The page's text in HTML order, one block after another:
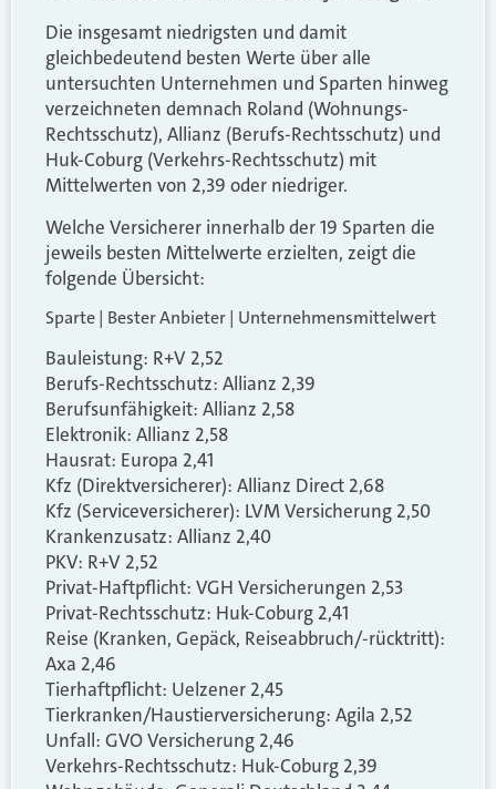
Die insgesamt niedrigsten und damit
gleichbedeutend besten Werte über alle
untersuchten Unternehmen und Sparten hinweg
verzeichneten demnach Roland (Wohnungs-
Rechtsschutz), Allianz (Berufs-Rechtsschutz) und
Huk-Coburg (Verkehrs-Rechtsschutz) mit
Mittelwerten von 2,39 oder niedriger.
Welche Versicherer innerhalb der 19 Sparten die
jeweils besten Mittelwerte erzielten, zeigt die
folgende Übersicht:
Sparte | Bester Anbieter | Unternehmensmittelwert
Bauleistung: R+V 2,52
Berufs-Rechtsschutz: Allianz 2,39
Berufsunfähigkeit: Allianz 2,58
Elektronik: Allianz 2,58
Hausrat: Europa 2,41
Kfz (Direktversicherer): Allianz Direct 2,68
Kfz (Serviceversicherer): LVM Versicherung 2,50
Krankenzusatz: Allianz 2,40
PKV: R+V 2,52
Privat-Haftpflicht: VGH Versicherungen 2,53
Privat-Rechtsschutz: Huk-Coburg 2,41
Reise (Kranken, Gepäck, Reiseabbruch/-rücktritt):
Axa 2,46
Tierhaftpflicht: Uelzener 2,45
Tierkranken/Haustierversicherung: Agila 2,52
Unfall: GVO Versicherung 2,46
Verkehrs-Rechtsschutz: Huk-Coburg 2,39